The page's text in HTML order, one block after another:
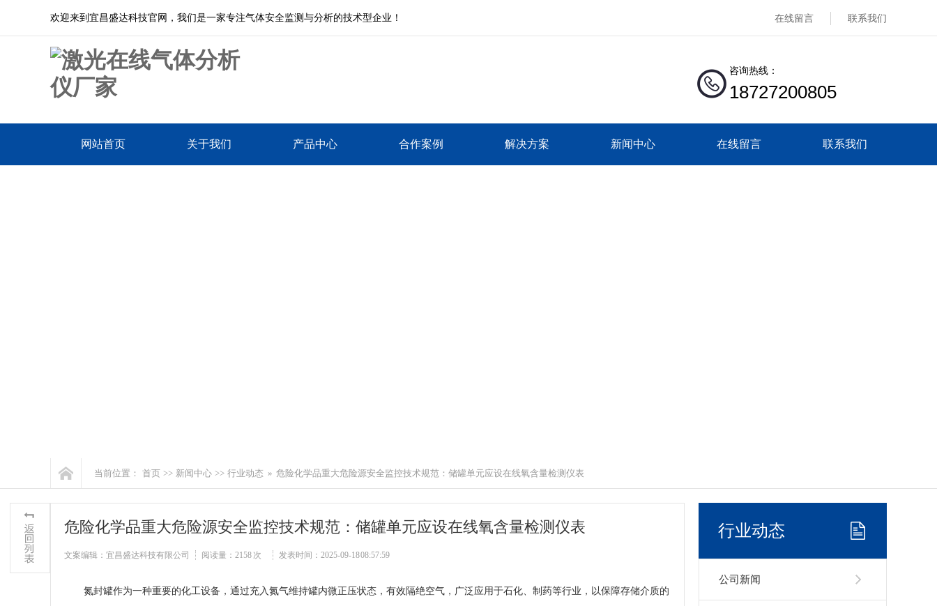
欢迎来到宜昌盛达科技官网，我们是一家专注气体安全监测与分析的技术型企业！ 在线留言 联系我们
咨询热线：
18727200805
网站首页 关于我们 产品中心 合作案例 解决方案 新闻中心 在线留言 联系我们
当前位置： 首页 >> 新闻中心 >> 行业动态 » 危险化学品重大危险源安全监控技术规范：储罐单元应设在线氧含量检测仪表
危险化学品重大危险源安全监控技术规范：储罐单元应设在线氧含量检测仪表
文案编辑：宜昌盛达科技有限公司 阅读量： 2158 次 发表时间：2025-09-18 08:57:59
氮封罐作为一种重要的化工设备，通过充入氮气维持罐内微正压状态，有效隔绝空气，广泛应用于石化、制药等行业，以保障存储介质的
行业动态
公司新闻